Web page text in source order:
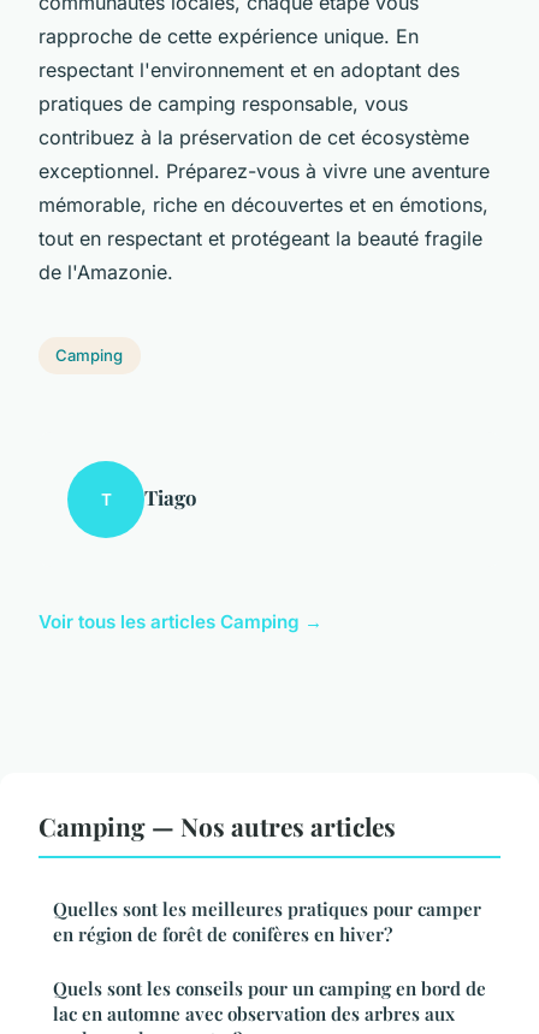
rapproche de cette expérience unique. En
respectant l'environnement et en adoptant des
pratiques de camping responsable, vous
contribuez à la préservation de cet écosystème
exceptionnel. Préparez-vous à vivre une aventure
mémorable, riche en découvertes et en émotions,
tout en respectant et protégeant la beauté fragile
de l'Amazonie.
Camping
T Tiago
Voir tous les articles Camping →
Camping — Nos autres articles
Quelles sont les meilleures pratiques pour camper
en région de forêt de conifères en hiver?
Quels sont les conseils pour un camping en bord de
lac en automne avec observation des arbres aux